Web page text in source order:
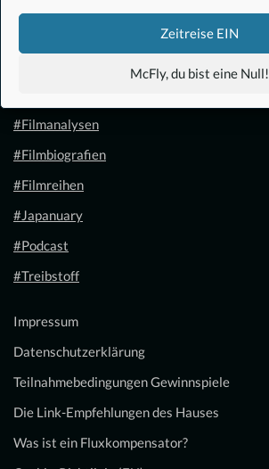
Zeitreise EIN
McFly, du bist eine Null!
#Filmanalysen
#Filmbiografien
#Filmreihen
#Japanuary
#Podcast
#Treibstoff
Impressum
Datenschutzerklärung
Teilnahmebedingungen Gewinnspiele
Die Link-Empfehlungen des Hauses
Was ist ein Fluxkompensator?